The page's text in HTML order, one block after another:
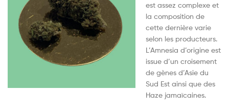
est assez complexe et
la composition de
cette dernière varie
selon les producteurs.
L’Amnesia d’origine est
issue d’un croisement
de gènes d’Asie du
Sud Est ainsi que des
Haze jamaïcaines.